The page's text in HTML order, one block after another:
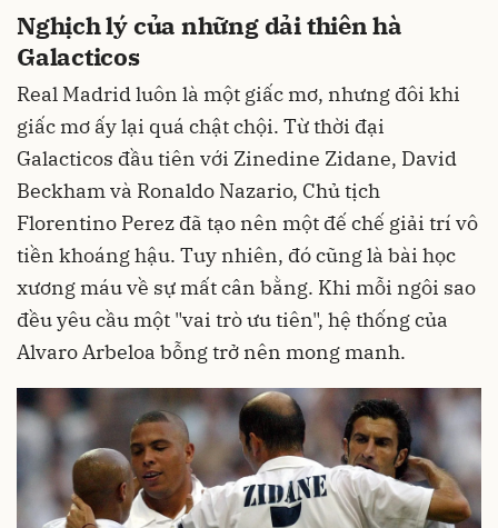
Nghịch lý của những dải thiên hà
Galacticos
Real Madrid luôn là một giấc mơ, nhưng đôi khi
giấc mơ ấy lại quá chật chội. Từ thời đại
Galacticos đầu tiên với Zinedine Zidane, David
Beckham và Ronaldo Nazario, Chủ tịch
Florentino Perez đã tạo nên một đế chế giải trí vô
tiền khoáng hậu. Tuy nhiên, đó cũng là bài học
xương máu về sự mất cân bằng. Khi mỗi ngôi sao
đều yêu cầu một "vai trò ưu tiên", hệ thống của
Alvaro Arbeloa bỗng trở nên mong manh.